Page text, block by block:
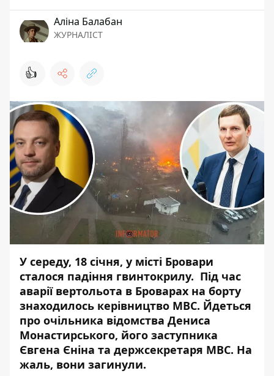
Аліна Балабан
ЖУРНАЛІСТ
👍
У середу, 18 січня, у місті Бровари
сталося падіння гвинтокрилу. Під час
аварії вертольота в Броварах на борту
знаходилось керівництво МВС. Йдеться
про очільника відомства Дениса
Монастирського, його заступника
Євгена Єніна та держсекретаря МВС. На
жаль, вони загинули.